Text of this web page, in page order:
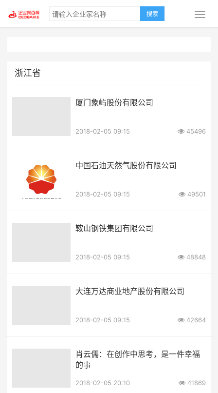
搜索
浙江省
厦门象屿股份有限公司
2018-02-05 09:15 45496
中国石油天然气股份有限公司
2018-02-05 09:15 49501
鞍山钢铁集团有限公司
2018-02-05 09:15 48848
大连万达商业地产股份有限公司
2018-02-05 09:15 42664
肖云儒：在创作中思考，是一件幸福
的事
2018-02-05 20:10 41869